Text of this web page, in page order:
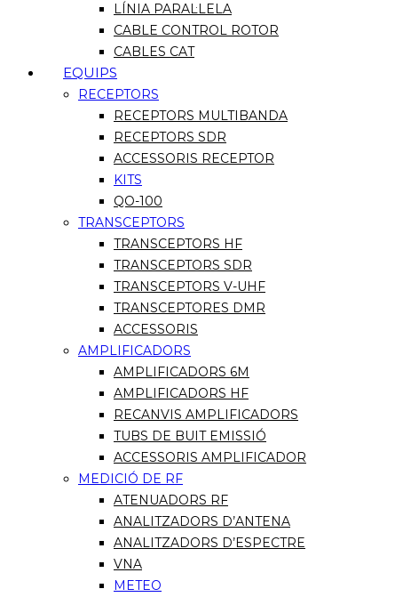
LÍNIA PARAL·LELA
CABLE CONTROL ROTOR
CABLES CAT
EQUIPS
RECEPTORS
RECEPTORS MULTIBANDA
RECEPTORS SDR
ACCESSORIS RECEPTOR
KITS
QO-100
TRANSCEPTORS
TRANSCEPTORS HF
TRANSCEPTORS SDR
TRANSCEPTORS V-UHF
TRANSCEPTORES DMR
ACCESSORIS
AMPLIFICADORS
AMPLIFICADORS 6M
AMPLIFICADORS HF
RECANVIS AMPLIFICADORS
TUBS DE BUIT EMISSIÓ
ACCESSORIS AMPLIFICADOR
MEDICIÓ DE RF
ATENUADORS RF
ANALITZADORS D’ANTENA
ANALITZADORS D’ESPECTRE
VNA
METEO